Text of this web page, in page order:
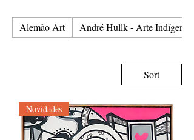
Alemão Art André Hullk - Arte Indígena e
Sort
Novidades